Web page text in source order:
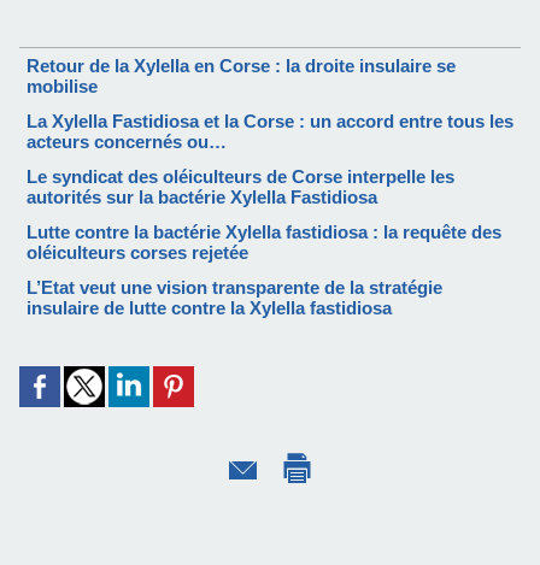
Retour de la Xylella en Corse : la droite insulaire se
mobilise
La Xylella Fastidiosa et la Corse : un accord entre tous les
acteurs concernés ou…
Le syndicat des oléiculteurs de Corse interpelle les
autorités sur la bactérie Xylella Fastidiosa
Lutte contre la bactérie Xylella fastidiosa : la requête des
oléiculteurs corses rejetée
L’Etat veut une vision transparente de la stratégie
insulaire de lutte contre la Xylella fastidiosa